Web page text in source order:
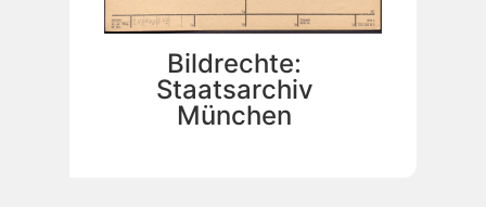
Bildrechte:
Staatsarchiv
München